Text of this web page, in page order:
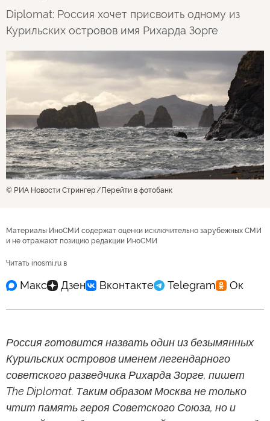
Diplomat: Россия хочет присвоить одному из
Курильских островов имя Рихарда Зорге
© РИА Новости Стрингер Перейти в фотобанк
Материалы ИноСМИ содержат оценки исключительно зарубежных СМИ
и не отражают позицию редакции ИноСМИ
Читать inosmi.ru в
Россия готовится назвать один из безымянных
Курильских островов именем легендарного
советского разведчика Рихарда Зорге, пишет
The Diplomat. Таким образом Москва не только
чтит память героя Советского Союза, но и